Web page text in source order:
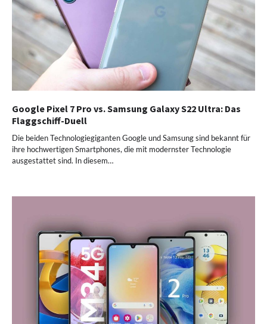
Google Pixel 7 Pro vs. Samsung Galaxy S22 Ultra: Das
Flaggschiff-Duell
Die beiden Technologiegiganten Google und Samsung sind bekannt für
ihre hochwertigen Smartphones, die mit modernster Technologie
ausgestattet sind. In diesem…